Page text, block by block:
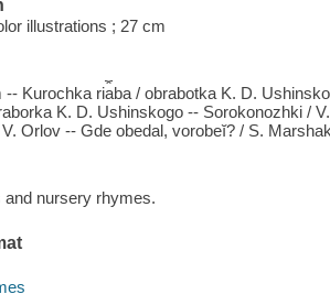
illustrations ; 27 cm
-- Kurochka ri︠a︡ba / obrabotka K. D.
K. D. Ushinskogo -- Sorokonozhki /
Orlov -- Gde obedal, vorobeĭ? / S.
and nursery rhymes.